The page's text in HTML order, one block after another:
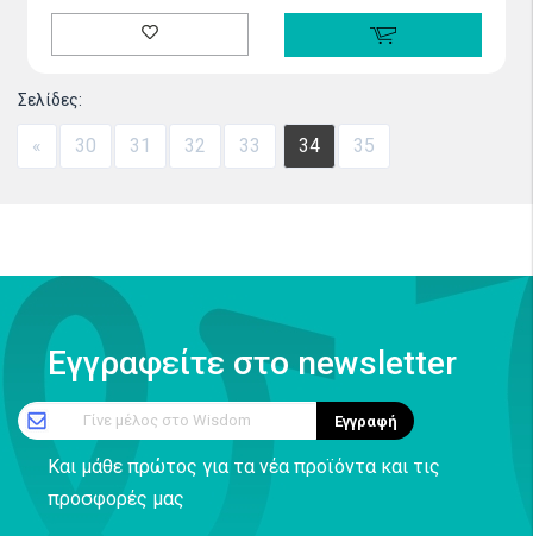
Σελίδες:
« 30 31 32 33 34 35
Εγγραφείτε στο newsletter
Γίνε μέλος στο Wisdom Εγγραφή
Και μάθε πρώτος για τα νέα προϊόντα και τις
προσφορές μας